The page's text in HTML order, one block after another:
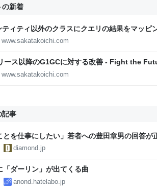
の新着
ティティ以外のクラスにクエリの結果をマッピ
- Fight the Future
www.sakatakoichi.com
ース以降のG1GCに対する改善 - Fight the
www.sakatakoichi.com
記事
とを仕事にしたい」若者への豊田章男の回答が
ったdiamond.jp
「ダーリン」が出てくる曲
anond.hatelabo.jp